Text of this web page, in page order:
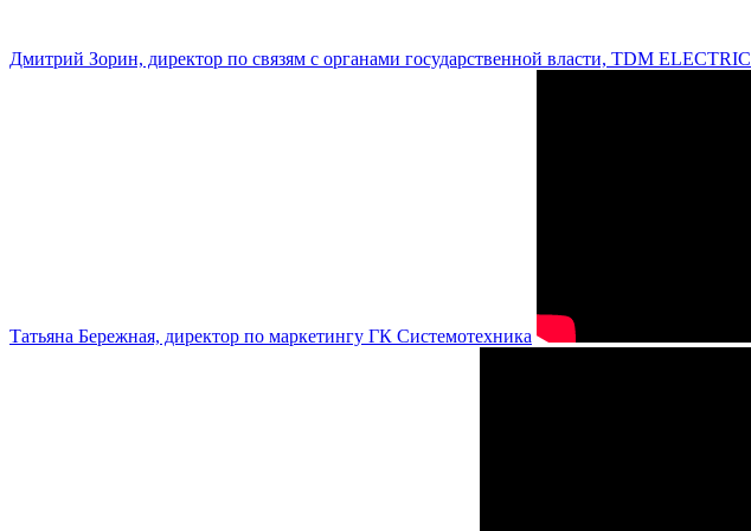
Дмитрий Зорин, директор по связям с органами государственной власти, TDM ELECTRIC
Татьяна Бережная, директор по маркетингу ГК Системотехника